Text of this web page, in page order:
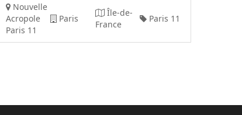
Nouvelle
Acropole
Paris 11
Paris
Île-de-
France
Paris 11